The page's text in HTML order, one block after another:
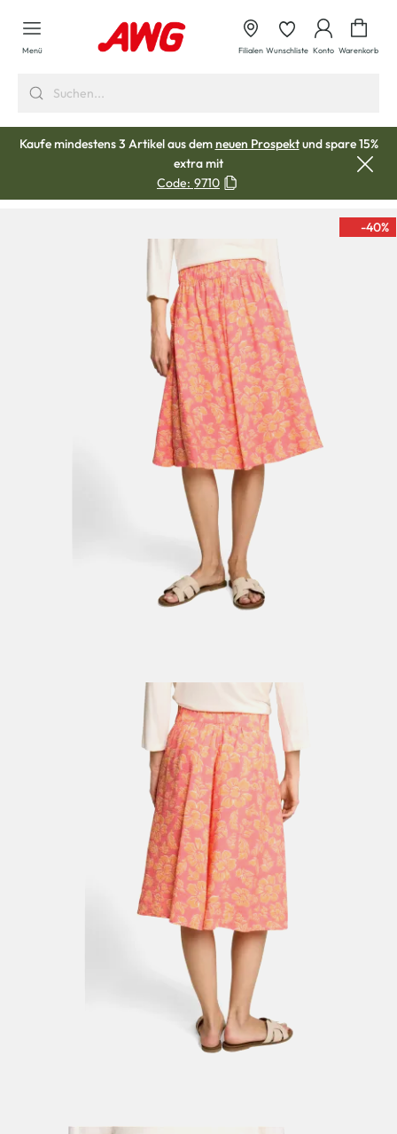
springen
Menü Filialen Wunschliste Konto Warenkorb
Kaufe mindestens 3 Artikel aus demneuen Prospektund spare 15%
extra mit
Code: 9710
-40%